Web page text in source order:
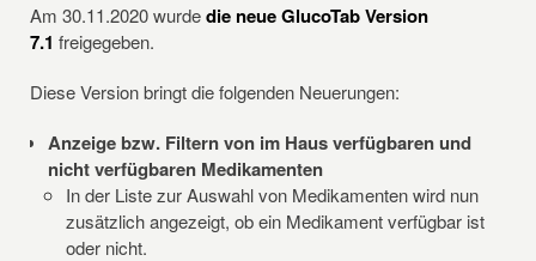
Am 30.11.2020 wurdedie neue GlucoTab Version
7.1freigegeben.
Diese Version bringt die folgenden Neuerungen:
Anzeige bzw. Filtern von im Haus verfügbaren und
nicht verfügbaren Medikamenten
In der Liste zur Auswahl von Medikamenten wird nun
zusätzlich angezeigt, ob ein Medikament verfügbar ist
oder nicht.